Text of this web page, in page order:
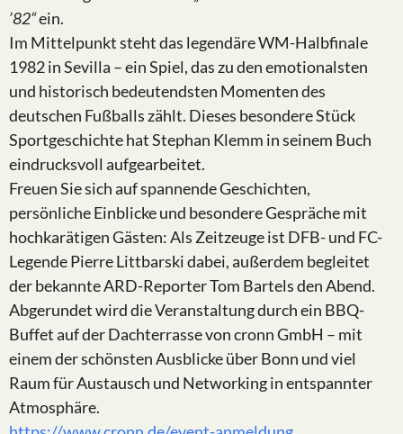
’82“ein.
Im Mittelpunkt steht das legendäre WM-Halbfinale
1982 in Sevilla – ein Spiel, das zu den emotionalsten
und historisch bedeutendsten Momenten des
deutschen Fußballs zählt. Dieses besondere Stück
Sportgeschichte hat Stephan Klemm in seinem Buch
eindrucksvoll aufgearbeitet.
Freuen Sie sich auf spannende Geschichten,
persönliche Einblicke und besondere Gespräche mit
hochkarätigen Gästen: Als Zeitzeuge ist DFB- und FC-
Legende Pierre Littbarski dabei, außerdem begleitet
der bekannte ARD-Reporter Tom Bartels den Abend.
Abgerundet wird die Veranstaltung durch ein BBQ-
Buffet auf der Dachterrasse von cronn GmbH – mit
einem der schönsten Ausblicke über Bonn und viel
Raum für Austausch und Networking in entspannter
Atmosphäre.